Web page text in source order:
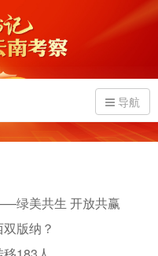
导航
绿美共生 开放共赢
版纳？